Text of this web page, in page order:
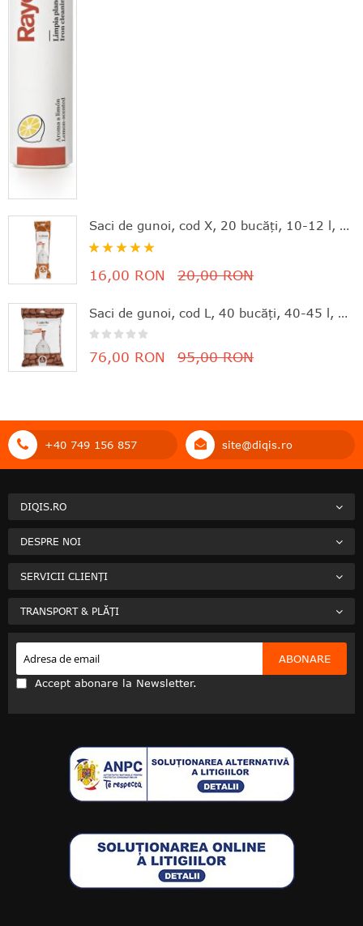
Saci de gunoi, cod X, 20 bucăţi, 10-12 l, Brabantia - 8710755116728
Rating:
16,00 RON 20,00 RON
Saci de gunoi, cod L, 40 bucăţi, 40-45 l, Brabantia - 8710755138645
76,00 RON 95,00 RON
+40 749 156 857 site@diqis.ro
DIQIS.RO
DESPRE NOI
SERVICII CLIENȚI
TRANSPORT & PLĂȚI
ABONARE
Accept abonare la Newsletter.